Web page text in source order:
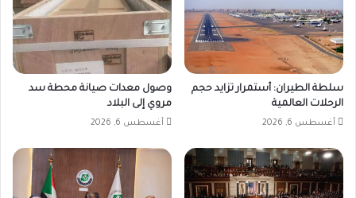
سلطة الطيران: أستمرار تزايد حجم
الرحلات العالمية
أغسطس 6, 2026
وصول معدات صيانة محطة سد
مروي إلى البلاد
أغسطس 6, 2026